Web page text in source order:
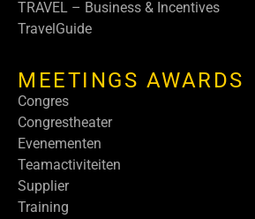
TRAVEL – Business & Incentives
TravelGuide
MEETINGS AWARDS
Congres
Congrestheater
Evenementen
Teamactiviteiten
Supplier
Training